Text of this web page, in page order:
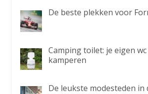
De beste plekken voor
Camping toilet: je eigen
kamperen
De leukste modesteden in